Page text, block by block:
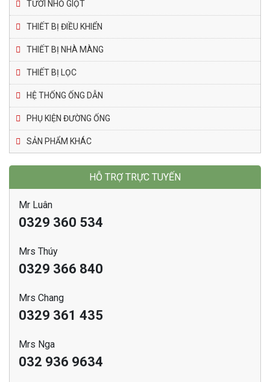
TƯỚI NHỎ GIỌT
THIẾT BỊ ĐIỀU KHIỂN
THIẾT BỊ NHÀ MÀNG
THIẾT BỊ LỌC
HỆ THỐNG ỐNG DẪN
PHỤ KIỆN ĐƯỜNG ỐNG
SẢN PHẨM KHÁC
HỖ TRỢ TRỰC TUYẾN
Mr Luân
0329 360 534
Mrs Thúy
0329 366 840
Mrs Chang
0329 361 435
Mrs Nga
032 936 9634